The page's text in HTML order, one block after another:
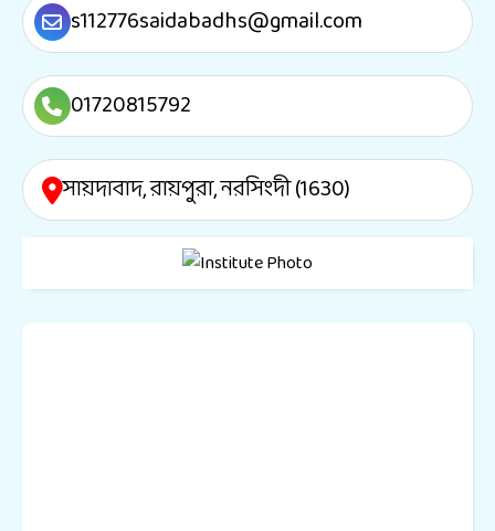
s112776saidabadhs@gmail.com
01720815792
সায়দাবাদ, রায়পুরা, নরসিংদী (1630)